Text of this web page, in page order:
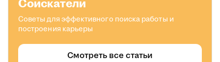
Соискатели
Советы для эффективного поиска работы и
построения карьеры
Смотреть все статьи